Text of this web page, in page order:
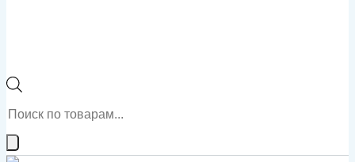
Поиск
товаров